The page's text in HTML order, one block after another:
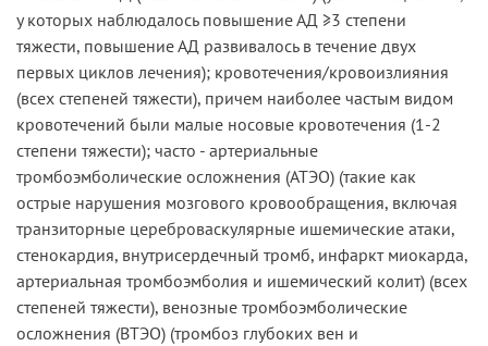
у которых наблюдалось повышение АД ≥3 степени
тяжести, повышение АД развивалось в течение двух
первых циклов лечения); кровотечения/кровоизлияния
(всех степеней тяжести), причем наиболее частым видом
кровотечений были малые носовые кровотечения (1-2
степени тяжести); часто - артериальные
тромбоэмболические осложнения (АТЭО) (такие как
острые нарушения мозгового кровообращения, включая
транзиторные цереброваскулярные ишемические атаки,
стенокардия, внутрисердечный тромб, инфаркт миокарда,
артериальная тромбоэмболия и ишемический колит) (всех
степеней тяжести), венозные тромбоэмболические
осложнения (ВТЭО) (тромбоз глубоких вен и